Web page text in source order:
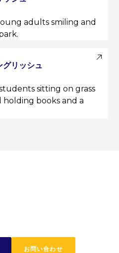
グリッシュ
お問い合わせ